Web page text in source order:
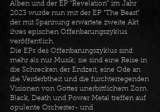
Alben und der EP "Revelation" im Jahr
2023 wurde nun mit der EP "The Beast"
der mit Spannung erwartete zweite Akt
ihres epischen Offenbarungszyklus
veröffentlich.
Die EPs des Offenbarungszyklus sind
mehr als nur Musik; sie sind eine Reise in
die Schrecken der Endzeit, eine Ode an
die Verderbtheit und die furchterregenden
Visionen von Gottes unerbittlichem Zorn.
Black, Death und Power Metal treffen auf
opulente Orchester- und